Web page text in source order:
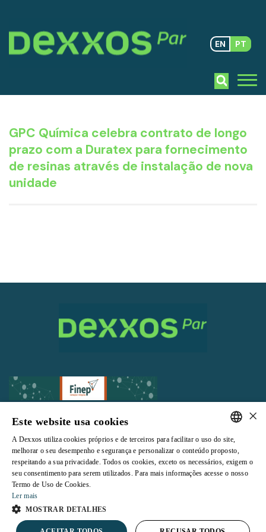
EN PT
GPC Química celebra contrato de longo
prazo com a Duratex para fornecimento
de resinas através de instalação de nova
unidade
Todos os direitos reservados |Termos e Condições de Uso|Política de
Privacidade
PORTUGUESE
ENGLISH
×
Este website usa cookies
A Dexxos utiliza cookies próprios e de terceiros para facilitar o uso do site,
melhorar o seu desempenho e segurança e personalizar o conteúdo proposto,
respeitando a sua privacidade. Todos os cookies, exceto os necessários, exigem o
seu consentimento para serem utilizados. Para mais informações acesse o nosso
Termo de Uso de Cookies.
Ler mais
MOSTRAR DETALHES